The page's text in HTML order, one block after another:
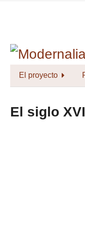
El proyecto
El siglo